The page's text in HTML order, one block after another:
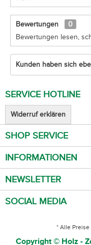
Bewertungen
0
Bewertungen lesen,
Kunden haben sich
SERVICE HOTLINE
Widerruf erklären
SHOP SERVICE
INFORMATIONEN
NEWSLETTER
SOCIAL MEDIA
* Alle
Copyright © Holz -